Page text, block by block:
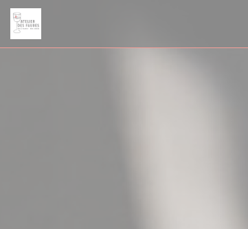
Personnalisation de vos choix en matière de cookies